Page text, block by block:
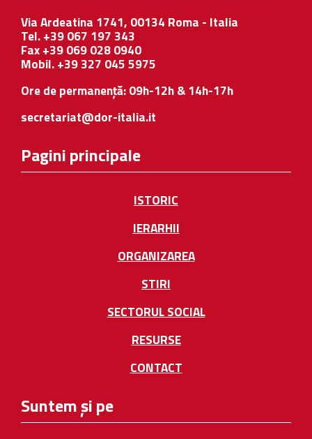
Via Ardeatina 1741, 00134 Roma - Italia
Tel. +39 067 197 343
Fax +39 069 028 0940
Mobil. +39 327 045 5975
Ore de permanență: 09h-12h & 14h-17h
secretariat@dor-italia.it
Pagini principale
ISTORIC
IERARHII
ORGANIZAREA
STIRI
SECTORUL SOCIAL
RESURSE
CONTACT
Suntem și pe